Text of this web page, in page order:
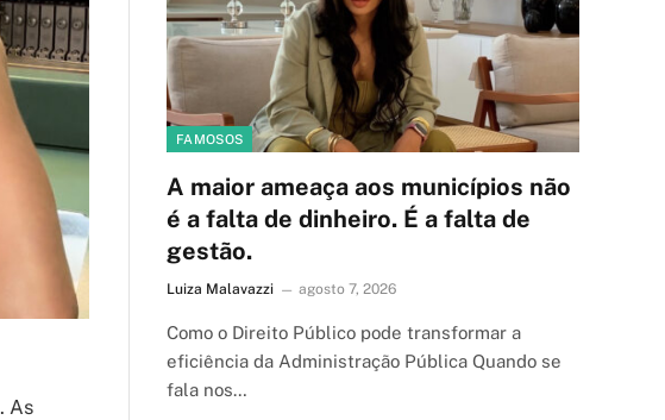
. As
FAMOSOS
A maior ameaça aos municípios não
é a falta de dinheiro. É a falta de
gestão.
Luiza Malavazzi agosto 7, 2026
Como o Direito Público pode transformar a
eficiência da Administração Pública Quando se
fala nos…